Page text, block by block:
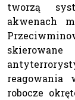
tworzą
akwenach
reagowania
robocze